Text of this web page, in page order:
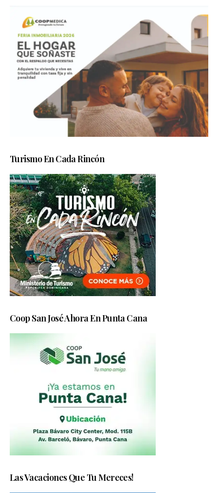
Turismo En Cada Rincón
Coop San José Ahora En Punta Cana
Las Vacaciones Que Tu Mereces!